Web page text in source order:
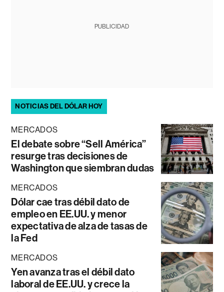
PUBLICIDAD
NOTICIAS DEL DÓLAR HOY
MERCADOS
El debate sobre “Sell América”
resurge tras decisiones de
Washington que siembran dudas
MERCADOS
Dólar cae tras débil dato de
empleo en EE.UU. y menor
expectativa de alza de tasas de
la Fed
MERCADOS
Yen avanza tras el débil dato
laboral de EE.UU. y crece la